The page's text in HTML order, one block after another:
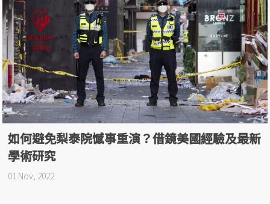
如何避免梨泰院憾事重演？借鏡美國經驗及最新
學術研究
01 Nov, 2022